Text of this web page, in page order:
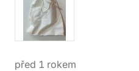
před 1 rokem